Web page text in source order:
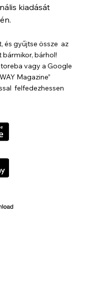
kiadását
és gyűjtse össze az
bárhol!
vagy a Google
Magazine”
felfedezhessen